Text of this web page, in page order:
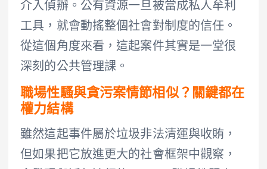
介入偵辦。公有資源一旦被當成私人牟利
工具，就會動搖整個社會對制度的信任。
從這個角度來看，這起案件其實是一堂很
深刻的公共管理課。
職場性騷與貪污案情節相似？關鍵都在
權力結構
雖然這起事件屬於垃圾非法清運與收賄，
但如果把它放進更大的社會框架中觀察，